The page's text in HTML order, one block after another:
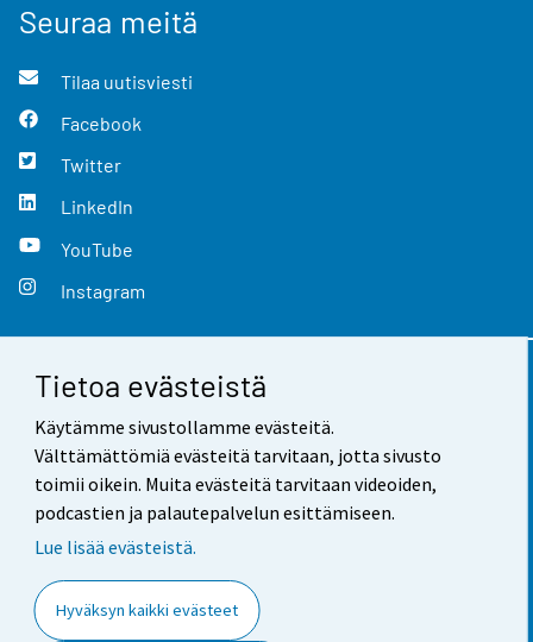
Tietoa evästeistä
Käytämme sivustollamme evästeitä.
Välttämättömiä evästeitä tarvitaan, jotta sivusto
toimii oikein. Muita evästeitä tarvitaan videoiden,
podcastien ja palautepalvelun esittämiseen.
Lue lisää evästeistä.
Hyväksyn kaikki evästeet
Seuraa meitä
Tilaa uutisviesti
Facebook
Twitter
LinkedIn
YouTube
Instagram
Yhteystiedot
Palaute
Käyttöehdot
Saavutettavuus
Tietoa sivustosta